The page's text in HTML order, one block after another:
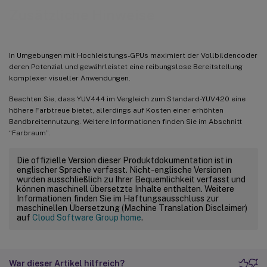
In Umgebungen mit Hochleistungs-GPUs maximiert der Vollbildencoder
deren Potenzial und gewährleistet eine reibungslose Bereitstellung
komplexer visueller Anwendungen.
Beachten Sie, dass YUV444 im Vergleich zum Standard-YUV420 eine
höhere Farbtreue bietet, allerdings auf Kosten einer erhöhten
Bandbreitennutzung. Weitere Informationen finden Sie im Abschnitt
“Farbraum”.
Die offizielle Version dieser Produktdokumentation ist in
englischer Sprache verfasst. Nicht-englische Versionen
wurden ausschließlich zu Ihrer Bequemlichkeit verfasst und
können maschinell übersetzte Inhalte enthalten. Weitere
Informationen finden Sie im Haftungsausschluss zur
maschinellen Übersetzung (Machine Translation Disclaimer)
auf Cloud Software Group home.
War dieser Artikel hilfreich?